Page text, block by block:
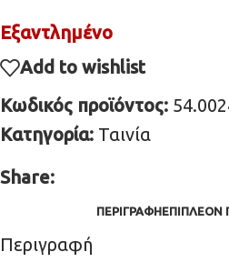
Εξαντλημένο
Add to wishlist
Κωδικός προϊόντος:
Κατηγορία: Ταινία
Share:
ΠΕΡΙΓΡΑΦΉΕΠΙΠΛΈΟΝ
Περιγραφή